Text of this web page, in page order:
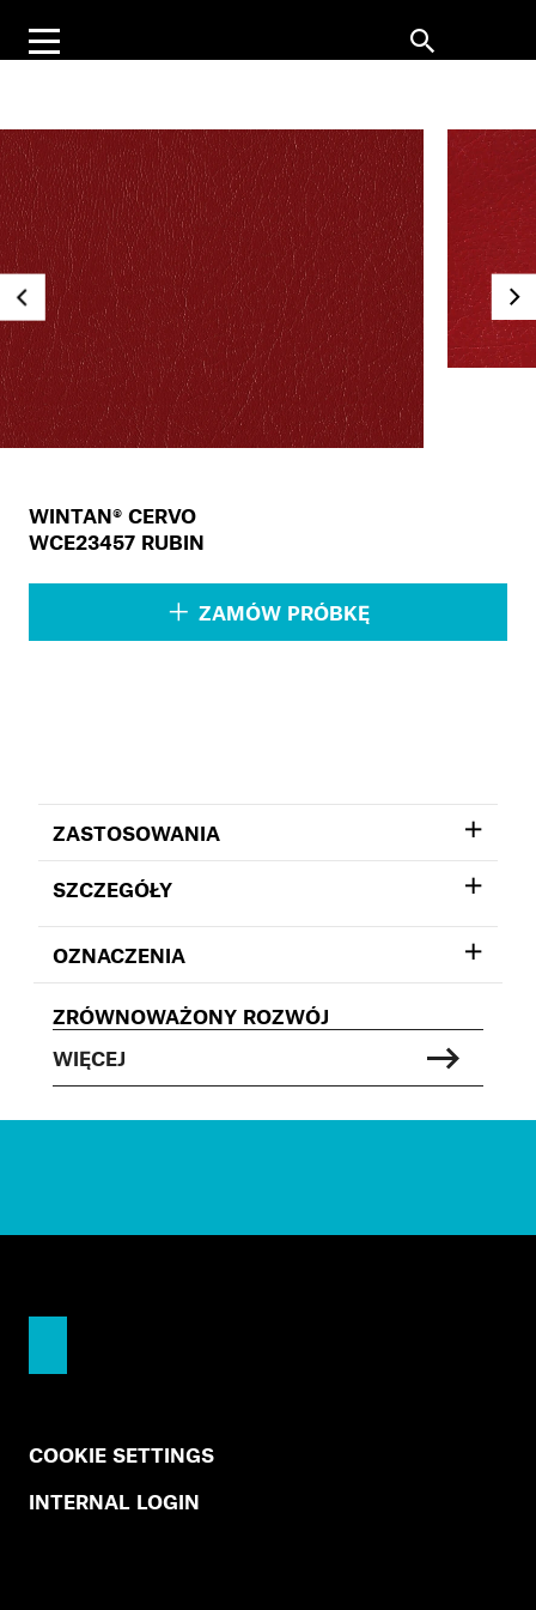
WINTAN® CERVO
WCE23457 RUBIN
ZAMÓW PRÓBKĘ
ZASTOSOWANIA
SZCZEGÓŁY
OZNACZENIA
ZRÓWNOWAŻONY ROZWÓJ
WIĘCEJ
COOKIE SETTINGS
INTERNAL LOGIN